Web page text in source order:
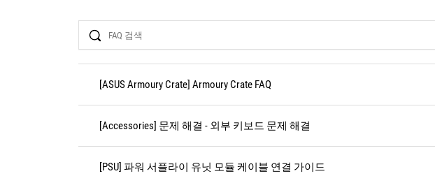
Search
[ASUS Armoury Crate] Armoury Crate FAQ
[Accessories] 문제 해결 - 외부 키보드 문제 해결
[PSU] 파워 서플라이 유닛 모듈 케이블 연결 가이드